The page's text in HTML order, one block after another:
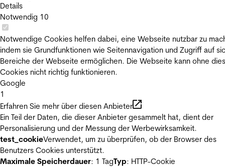
Details
Notwendig 10
Notwendige Cookies helfen dabei, eine Webseite nutzbar zu
indem sie Grundfunktionen wie Seitennavigation und Zugriff auf
Bereiche der Webseite ermöglichen. Die Webseite kann ohne
Cookies nicht richtig funktionieren.
Google
1
Erfahren Sie mehr über diesen Anbieter
Ein Teil der Daten, die dieser Anbieter gesammelt hat, dient der
Personalisierung und der Messung der Werbewirksamkeit.
test_cookieVerwendet, um zu überprüfen, ob der Browser des
Benutzers Cookies unterstützt.
Maximale Speicherdauer: 1 TagTyp: HTTP-Cookie